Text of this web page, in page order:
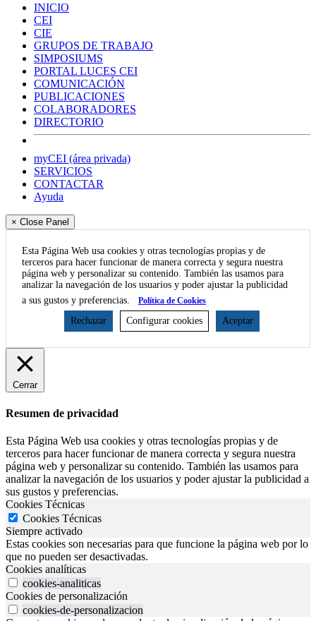
INICIO
CEI
CIE
GRUPOS DE TRABAJO
SIMPOSIUMS
PORTAL LUCES CEI
COMUNICACIÓN
PUBLICACIONES
COLABORADORES
DIRECTORIO
myCEI (área privada)
SERVICIOS
CONTACTAR
Ayuda
× Close Panel
Esta Página Web usa cookies y otras tecnologías propias y de
terceros para hacer funcionar de manera correcta y segura nuestra
página web y personalizar su contenido. También las usamos para
analizar la navegación de los usuarios y poder ajustar la publicidad
a sus gustos y preferencias.
Política de Cookies
Rechazar Configurar cookies Aceptar
Cerrar
Resumen de privacidad
Esta Página Web usa cookies y otras tecnologías propias y de
terceros para hacer funcionar de manera correcta y segura nuestra
página web y personalizar su contenido. También las usamos para
analizar la navegación de los usuarios y poder ajustar la publicidad a
sus gustos y preferencias.
Cookies Técnicas
Cookies Técnicas
Siempre activado
Estas cookies son necesarias para que funcione la página web por lo
que no pueden ser desactivadas.
Cookies analíticas
cookies-analiticas
Cookies de personalización
cookies-de-personalizacion